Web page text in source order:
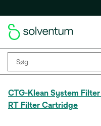
CTG-Klean System
RT Filter Cartridge